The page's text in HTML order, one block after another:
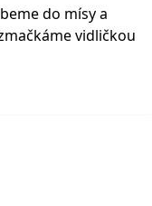
do mísy a
vidličkou